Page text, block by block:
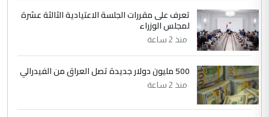
5 حيدر عاشور
التعليق : تحياتي لك استاذ حامدتركان. كلام
دقيق ومسؤول؛ فالاستثمار الحقيقي للإنسان
وثروات البلد يعتمد على الكفاءة ...
الموضوع :
بين الإهمال واغتصاب الأرض.. بلاد
الرافدين تعاني الجفاف والتصحر!!
تعرف على مقررات الجلسة الاعتيادية الثالثة عشرة
لمجلس الوزراء
منذ 2 ساعة
500 مليون دولار جديدة تصل العراق من الفيدرالي
منذ 2 ساعة